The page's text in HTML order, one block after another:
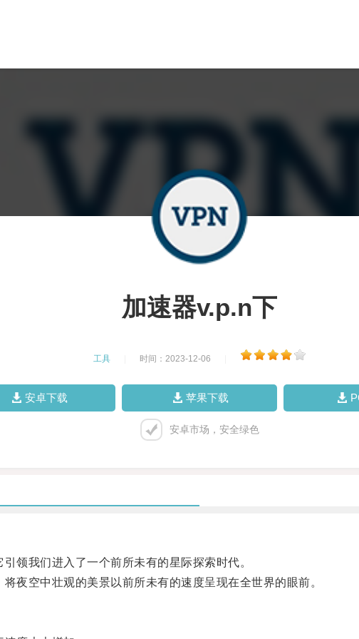
加速器v.p.n下
工具 时间：2023-12-06
安卓下载 苹果下载
安卓市场，安全绿色
我们进入了一个前所未有的星际探索时代。
空中壮观的美景以前所未有的速度呈现在全世界的眼前。